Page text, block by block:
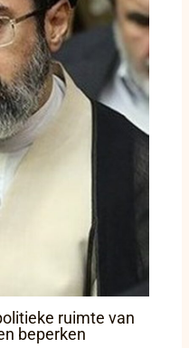
ruimte van
beperken